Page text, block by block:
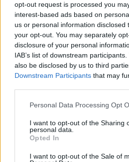
opt-out request is processed you
interest-based ads based on
us or personal information disclosed
your opt-out. You may separately
disclosure of your personal
IAB’s list of downstream
also be disclosed by us to third
Downstream Participants that may
Please note that this website/app
not limited to your visit or usage
grant or deny consent to Google
use your data for below specified
consent section.
Personal Data Processing Opt
I want to opt-out of the Sharing
personal data.
Opted In
I want to opt-out of the Sale of
28-
της
27-